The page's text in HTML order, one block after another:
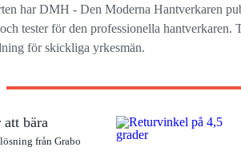
har DMH - Den Moderna Hantverkaren
tester för den professionella
för skickliga yrkesmän.
bära
från Grabo